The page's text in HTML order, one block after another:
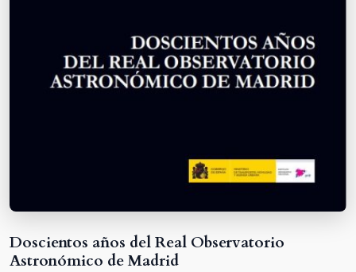
Doscientos años del Real Observatorio
Astronómico de Madrid